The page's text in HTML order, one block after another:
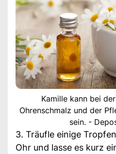
Kamille kann bei
Ohrenschmalz und der
sein. -
3. Träufle einige
Ohr und lasse es kurz